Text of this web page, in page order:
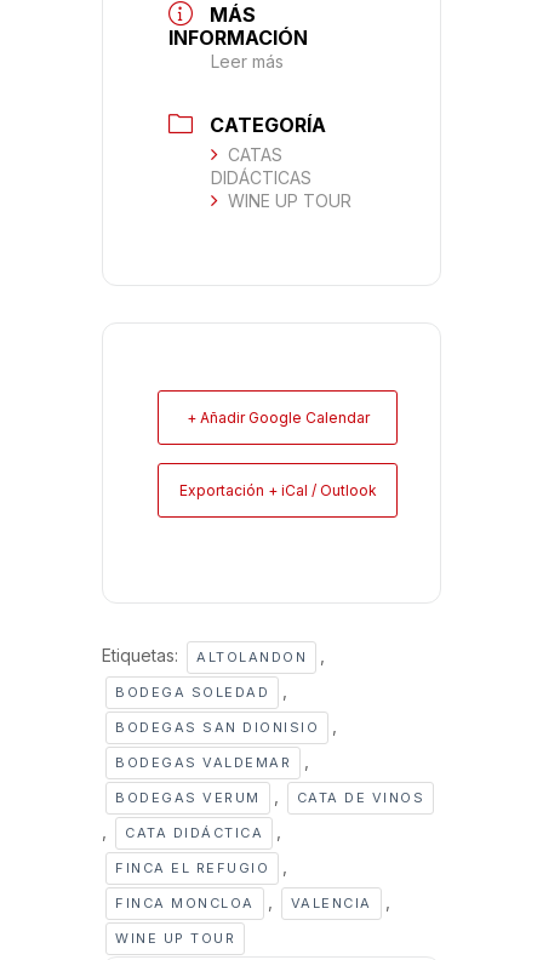
MÁS
INFORMACIÓN
Leer más
CATEGORÍA
CATAS
DIDÁCTICAS
WINE UP TOUR
+ Añadir Google Calendar
Exportación + iCal / Outlook
Etiquetas: ALTOLANDON
BODEGA SOLEDAD
BODEGAS SAN DIONISIO
BODEGAS VALDEMAR
BODEGAS VERUM CATA DE VINOS
CATA DIDÁCTICA
FINCA EL REFUGIO
FINCA MONCLOA VALENCIA
WINE UP TOUR